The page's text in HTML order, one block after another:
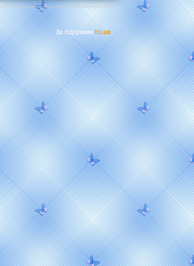
За підтримкиho.ua